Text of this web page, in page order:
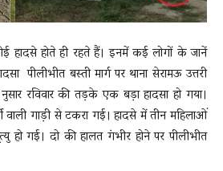
हादसे होते ही रहते हैं। इनमें कई लोगों के जानें
पीलीभीत बस्ती मार्ग पर थाना सेरामऊ उत्तरी
रविवार की तड़के एक बड़ा हादसा हो गया।
वाली गाड़ी से टकरा गई। हादसे में तीन महिलाओं
हो गई। दो की हालत गंभीर होने पर पीलीभीत